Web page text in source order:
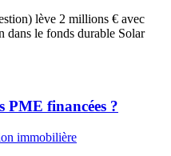
lève 2 millions € avec
le fonds durable Solar
PME financées ?
immobilière